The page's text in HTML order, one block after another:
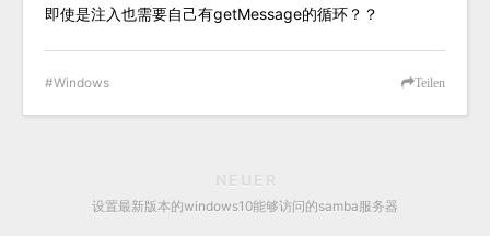
即使是注入也需要自己有getMessage的循环？？
Teilen
Windows
NEUER
设置最新版本的windows10能够访问的samba服务器